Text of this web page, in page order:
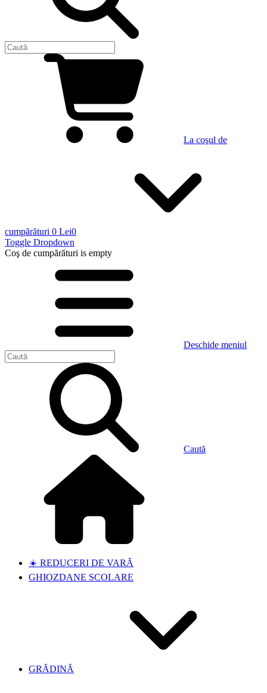
La coşul de
cumpărături 0 Lei0
Toggle Dropdown
Coş de cumpărături is empty
Deschide meniul
Caută
☀️ REDUCERI DE VARĂ
GHIOZDANE SCOLARE
GRĂDINĂ